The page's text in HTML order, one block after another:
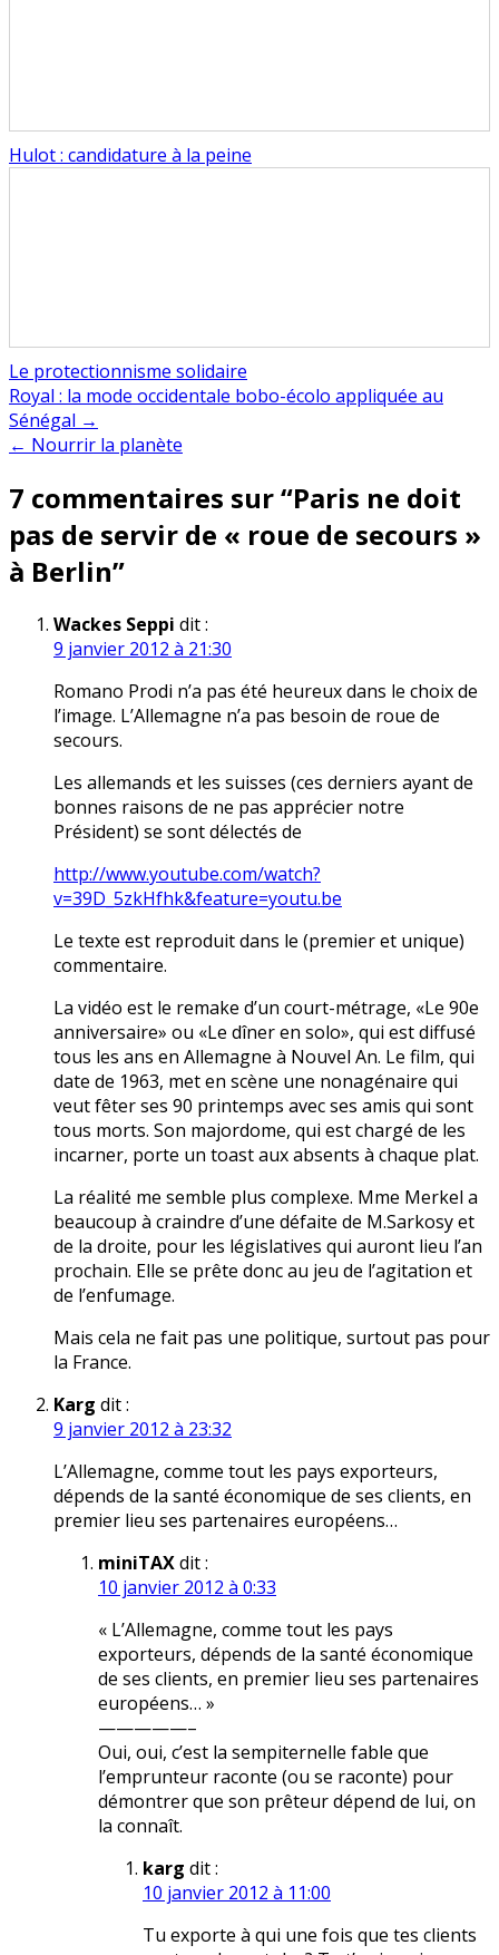
Hulot : candidature à la peine
Le protectionnisme solidaire
Navigation
de
Royal : la mode occidentale bobo-écolo appliquée au
Sénégal →
← Nourrir la planète
7 commentaires sur “Paris ne doit
pas de servir de « roue de secours »
à Berlin”
Wackes Seppi dit :
9 janvier 2012 à 21:30
Romano Prodi n’a pas été heureux dans le choix de
l’image. L’Allemagne n’a pas besoin de roue de
secours.
Les allemands et les suisses (ces derniers ayant de
bonnes raisons de ne pas apprécier notre
Président) se sont délectés de
http://www.youtube.com/watch?
v=39D_5zkHfhk&feature=youtu.be
Le texte est reproduit dans le (premier et unique)
commentaire.
La vidéo est le remake d’un court-métrage, «Le 90e
anniversaire» ou «Le dîner en solo», qui est diffusé
tous les ans en Allemagne à Nouvel An. Le film, qui
date de 1963, met en scène une nonagénaire qui
veut fêter ses 90 printemps avec ses amis qui sont
tous morts. Son majordome, qui est chargé de les
incarner, porte un toast aux absents à chaque plat.
La réalité me semble plus complexe. Mme Merkel a
beaucoup à craindre d’une défaite de M.Sarkosy et
de la droite, pour les législatives qui auront lieu l’an
prochain. Elle se prête donc au jeu de l’agitation et
de l’enfumage.
Mais cela ne fait pas une politique, surtout pas pour
la France.
Karg dit :
9 janvier 2012 à 23:32
L’Allemagne, comme tout les pays exporteurs,
dépends de la santé économique de ses clients, en
premier lieu ses partenaires européens…
miniTAXdit :
10 janvier 2012 à 0:33
« L’Allemagne, comme tout les pays
exporteurs, dépends de la santé économique
de ses clients, en premier lieu ses partenaires
européens… »
—————–
Oui, oui, c’est la sempiternelle fable que
l’emprunteur raconte (ou se raconte) pour
démontrer que son prêteur dépend de lui, on
la connaît.
karg dit :
10 janvier 2012 à 11:00
Tu exporte à qui une fois que tes clients